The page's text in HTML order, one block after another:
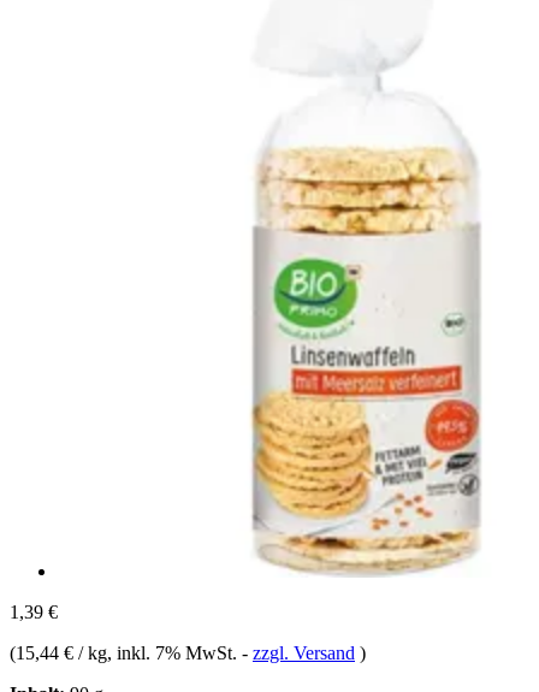
1,39 €
(15,44 € / kg, inkl. 7% MwSt. - zzgl. Versand )